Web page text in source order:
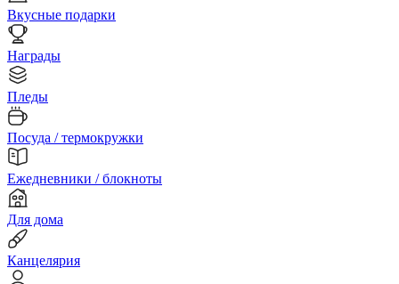
Вкусные подарки
Награды
Пледы
Посуда / термокружки
Ежедневники / блокноты
Для дома
Канцелярия